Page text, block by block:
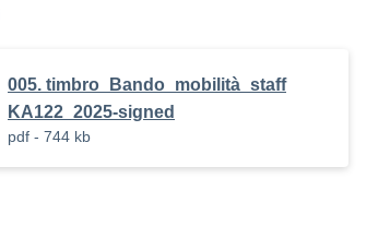
005. timbro_Bando_mobilità_staff
KA122_2025-signed
pdf - 744 kb